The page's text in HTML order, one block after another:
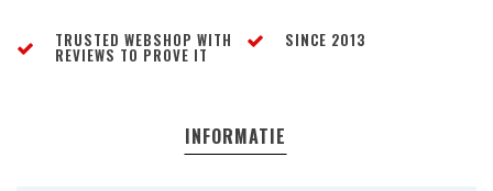
TRUSTED WEBSHOP WITH
REVIEWS TO PROVE IT
SINCE 2013
INFORMATIE